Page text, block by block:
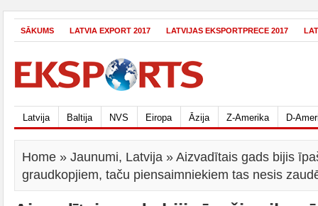
SĀKUMS LATVIA EXPORT 2017 LATVIJAS EKSPORTPRECE 2017
Latvija Baltija NVS Eiropa Āzija Z-Amerika D-
Home » Jaunumi, Latvija » Aizvadītais gads bijis
graudkopjiem, taču piensaimniekiem tas nesis